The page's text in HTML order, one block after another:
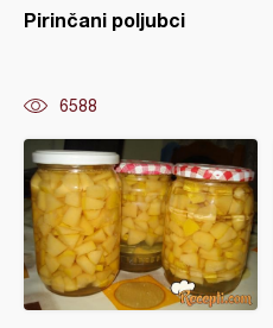
Pirinčani poljubci
6588